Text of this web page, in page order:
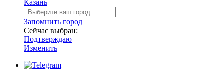
Казань
Запомнить город
Сейчас выбран:
Подтверждаю
Изменить